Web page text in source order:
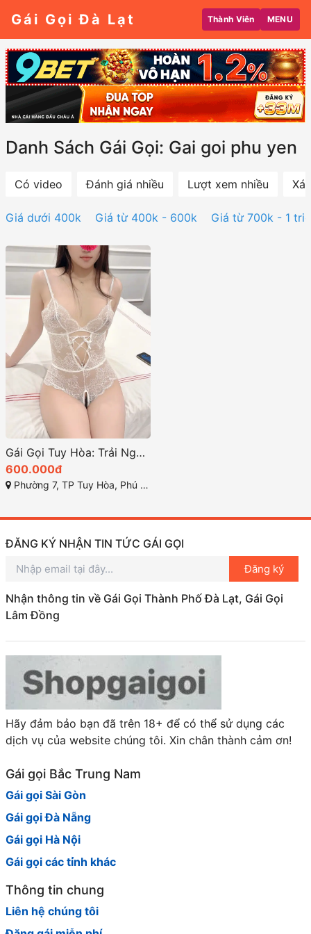
Gái Gọi Đà Lạt Thành Viên MENU
Danh Sách Gái Gọi: Gai goi phu yen
Có video Đánh giá nhiều Lượt xem nhiều
Giá dưới 400k Giá từ 400k - 600k Giá từ 700k - 1
Gái Gọi Tuy Hòa: Trải Nghiệm Giải Trí Đỉnh Cao Tại Phú Yên
600.000đ
Phường 7, TP Tuy Hòa, Phú Yên
ĐĂNG KÝ NHẬN TIN TỨC GÁI GỌI
Đăng ký
Nhận thông tin về Gái Gọi Thành Phố Đà Lạt, Gái Gọi
Lâm Đồng
Hãy đảm bảo bạn đã trên 18+ để có thể sử dụng các
dịch vụ của website chúng tôi. Xin chân thành cảm ơn!
Gái gọi Bắc Trung Nam
Gái gọi Sài Gòn
Gái gọi Đà Nẵng
Gái gọi Hà Nội
Gái gọi các tỉnh khác
Thông tin chung
Liên hệ chúng tôi